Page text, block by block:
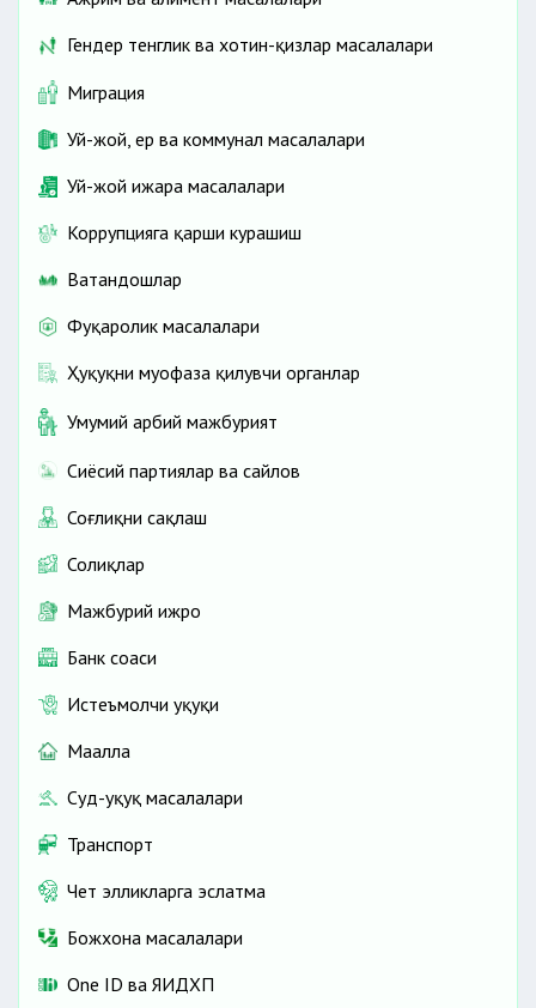
Гендер тенглик ва хотин-қизлар масалалари
Миграция
Уй-жой, ер ва коммунал масалалари
Уй-жой ижара масалалари
Коррупцияга қарши курашиш
Ватандошлар
Фуқаролик масалалари
Ҳуқуқни муҳофаза қилувчи органлар
Умумий ҳарбий мажбурият
Сиёсий партиялар ва сайлов
Соғлиқни сақлаш
Солиқлар
Мажбурий ижро
Банк соҳаси
Истеъмолчи ҳуқуқи
Маҳалла
Суд-ҳуқуқ масалалари
Транспорт
Чет элликларга эслатма
Божхона масалалари
One ID ва ЯИДХП